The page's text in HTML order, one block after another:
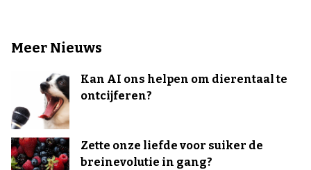
Meer Nieuws
Kan AI ons helpen om dierentaal te
ontcijferen?
Zette onze liefde voor suiker de
breinevolutie in gang?